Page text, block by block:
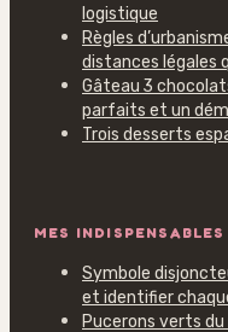
logistique
Règles
distances légales
Gâteau 3
parfaits et un
Trois desserts
MES INDISPENSABLES
Symbole
et identifier
Pucerons verts